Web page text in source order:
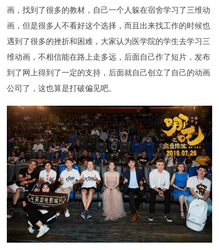
画，找到了很多的教材，自己一个人躲在宿舍学习了三维动
画，但是很多人不看好这个选择，而且出来找工作的时候也
遇到了很多的挫折和困难，大家认为医学院的学生去学习三
维动画，不相信能在路上走多远，后面自己作了短片，发布
到了网上得到了一定的支持，后面就自己创立了自己的动画
公司了，这也算是打破偏见吧。